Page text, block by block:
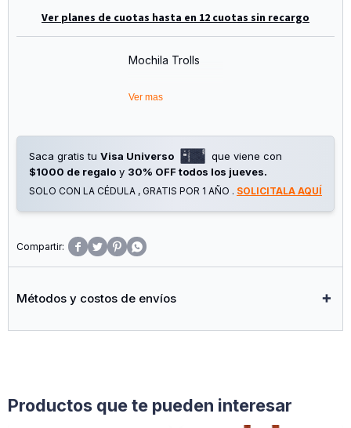
Ver planes de cuotas hasta en 12 cuotas sin recargo
Mochila Trolls
Composición:
Medidas:
Alto: 40cm
Ancho: 30cm
Ver mas
Saca gratis tu Visa Universo
que viene con
$1000 de regalo y 30% OFF todos los jueves.
SOLO CON LA CÉDULA , GRATIS POR 1 AÑO . SOLICITALA AQUÍ
   
Métodos y costos de envíos
Productos que te pueden interesar